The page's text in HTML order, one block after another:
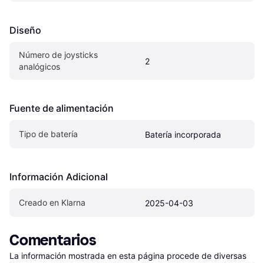
Diseño
Número de joysticks
analógicos
2
Fuente de alimentación
Tipo de batería Batería incorporada
Información Adicional
Creado en Klarna 2025-04-03
Comentarios
La información mostrada en esta página procede de diversas